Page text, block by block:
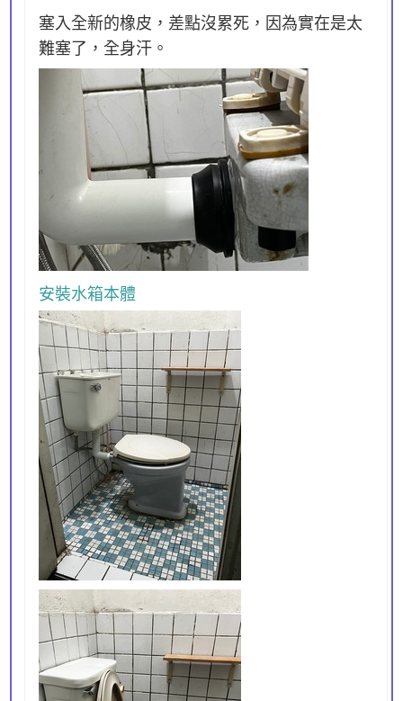
塞入全新的橡皮，差點沒累死，因為實在是太
難塞了，全身汗。
安裝水箱本體